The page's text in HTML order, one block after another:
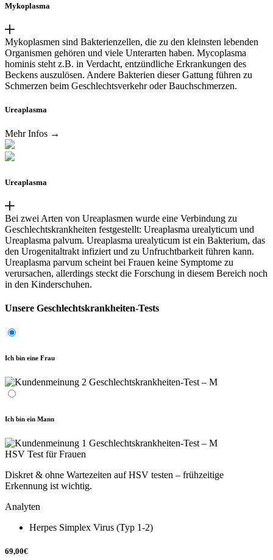
Mykoplasma
Mykoplasmen sind Bakterienzellen, die zu den kleinsten lebenden
Organismen gehören und viele Unterarten haben. Mycoplasma
hominis steht z.B. in Verdacht, entzündliche Erkrankungen des
Beckens auszulösen. Andere Bakterien dieser Gattung führen zu
Schmerzen beim Geschlechtsverkehr oder Bauchschmerzen.
Ureaplasma
Mehr Infos →
Ureaplasma
Bei zwei Arten von Ureaplasmen wurde eine Verbindung zu
Geschlechtskrankheiten festgestellt: Ureaplasma urealyticum und
Ureaplasma palvum. Ureaplasma urealyticum ist ein Bakterium, das
den Urogenitaltrakt infiziert und zu Unfruchtbarkeit führen kann.
Ureaplasma parvum scheint bei Frauen keine Symptome zu
verursachen, allerdings steckt die Forschung in diesem Bereich noch
in den Kinderschuhen.
Unsere Geschlechtskrankheiten-Tests
Ich bin eine Frau
Ich bin ein Mann
HSV Test für Frauen
Diskret & ohne Wartezeiten auf HSV testen – frühzeitige
Erkennung ist wichtig.
Analyten
Herpes Simplex Virus (Typ 1-2)
69,00€